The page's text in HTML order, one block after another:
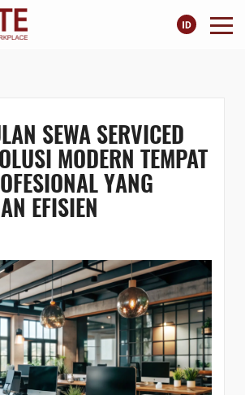
SEWA SERVICED
MODERN TEMPAT
YANG
EFISIEN